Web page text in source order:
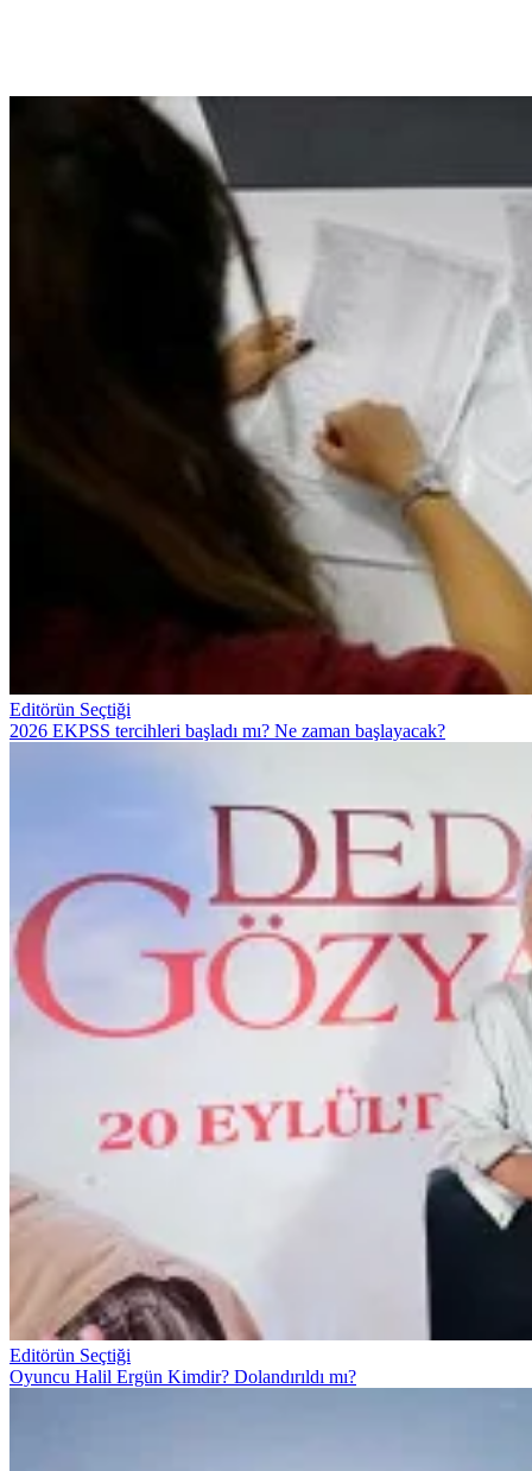
Editörün Seçtiği
2026 EKPSS tercihleri başladı mı? Ne zaman başlayacak?
Editörün Seçtiği
Oyuncu Halil Ergün Kimdir? Dolandırıldı mı?